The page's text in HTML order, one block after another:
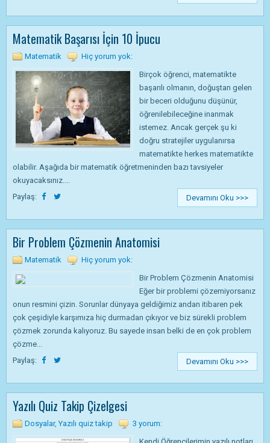
Matematik Başarısı İçin 10 İpucu
Matematik
Hiç yorum yok:
Birçok öğrenci, matematikte
başarılı olmanın, doğuştan gelen
bir beceri olduğunu düşünür,
öğrenilebileceğine inanmak
istemez. Ancak gerçek şu ki
doğru stratejiler uygulanırsa
matematikte herkes matematikte
olabilir. Aşağıda bir matematik öğretmeninden bazı tavsiyeler
okuyacaksınız....
Paylaş:
Devamını Oku >>>
Bir Problem Çözmenin Anatomisi
Matematik
Hiç yorum yok:
Bir Problem Çözmenin Anatomisi
Eğer bir problemi çözemiyorsanız
onun resmini çizin. Sorunlar dünyaya geldiğimiz andan itibaren pek
çok çeşidiyle karşımıza hiç durmadan çıkıyor ve biz sürekli problem
çözmek zorunda kalıyoruz. Bu sayede insan belki de en çok problem
çözme...
Paylaş:
Devamını Oku >>>
Yazılı Quiz Takip Çizelgesi
Dosyalar,Yazılı quiz takip
3 yorum: